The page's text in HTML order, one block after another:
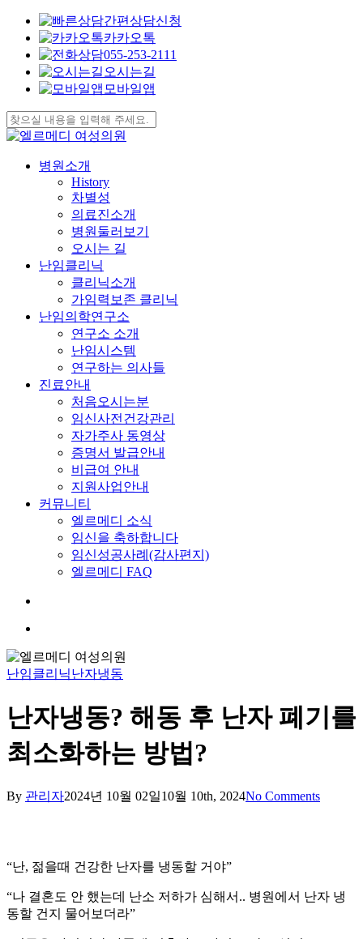
간편상담신청
카카오톡
055-253-2111
오시는길
모바일앱
Skip
to
main
content
Close
search
Menu
병원소개
History
차별성
의료진소개
병원둘러보기
오시는 길
난임클리닉
클리닉소개
가임력보존 클리닉
난임의학연구소
연구소 소개
난임시스템
연구하는 의사들
진료안내
처음오시는분
임신사전건강관리
자가주사 동영상
증명서 발급안내
비급여 안내
지원사업안내
커뮤니티
엘르메디 소식
임신을 축하합니다
임신성공사례(감사편지)
엘르메디 FAQ
난임클리닉난자냉동
난자냉동? 해동 후 난자 폐기를
최소화하는 방법?
By 관리자2024년 10월 02일10월 10th, 2024No Comments
“난, 젊을때 건강한 난자를 냉동할 거야”
“나 결혼도 안 했는데 난소 저하가 심해서.. 병원에서 난자 냉
동할 건지 물어보더라”